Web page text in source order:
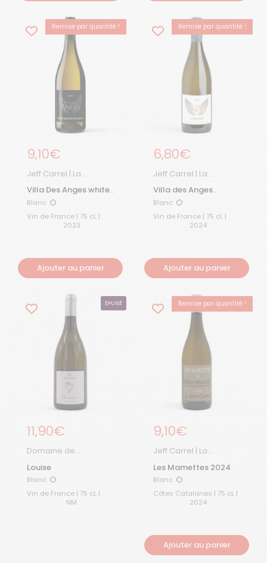
Remise par quantité !
DERNIÈRE CHANCE
Prix régulier
9,10€
Jeff Carrel | La
Villa Des Anges white
blend réserve 2023
Blanc Blanc
Vin de France | 75 cL |
2023
Ajouter au panier
Remise par quantité !
Prix régulier
6,80€
Jeff Carrel | La
Villa des Anges
Viognier 2024
Blanc Blanc
Vin de France | 75 cL |
2024
Ajouter au panier
ÉPUISÉ
Prix régulier
11,90€
Domaine de
Louise
Blanc Blanc
Vin de France | 75 cL |
NM
Remise par quantité !
Prix régulier
9,10€
Jeff Carrel | La
Les Mamettes 2024
Blanc Blanc
Côtes Catalanes | 75 cL |
2024
Ajouter au panier